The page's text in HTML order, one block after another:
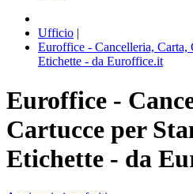
Ufficio |
Euroffice - Cancelleria, Carta,
Etichette - da Euroffice.it
Euroffice -
Cartucce per
Etichette - da